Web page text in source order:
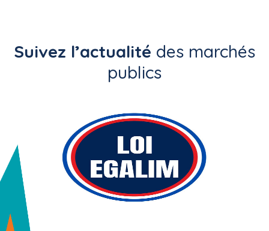
Suivez l’actualité des marchés
publics